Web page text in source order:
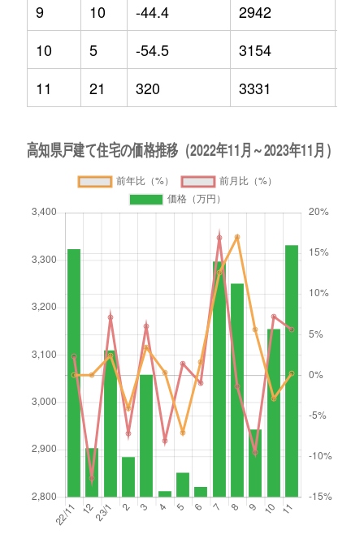
9
10 -44.4 2942
10
5 -54.5 3154
11
21 320 3331